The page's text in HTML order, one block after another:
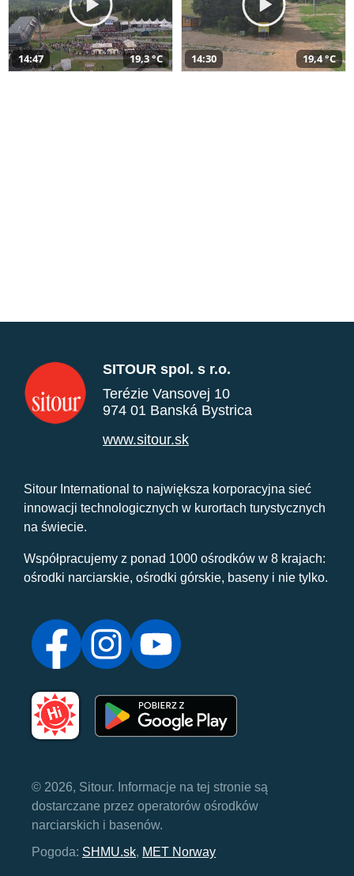
14:47 19,3 °C 14:30 19,4 °C
SITOUR spol. s r.o.
Terézie Vansovej 10
974 01 Banská Bystrica
www.sitour.sk
Sitour International to największa korporacyjna sieć
innowacji technologicznych w kurortach turystycznych
na świecie.
Współpracujemy z ponad 1000 ośrodków w 8 krajach:
ośrodki narciarskie, ośrodki górskie, baseny i nie tylko.
© 2026, Sitour. Informacje na tej stronie są
dostarczane przez operatorów ośrodków
narciarskich i basenów.
Pogoda: SHMU.sk, MET Norway